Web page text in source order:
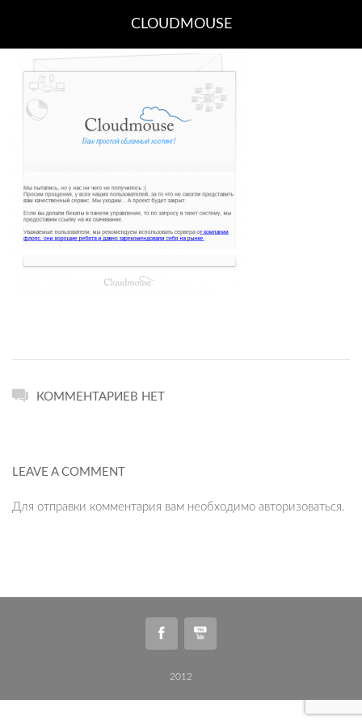
CLOUDMOUSE
КОММЕНТАРИЕВ НЕТ
LEAVE A COMMENT
Для отправки комментария вам необходимо авторизоваться.
2012